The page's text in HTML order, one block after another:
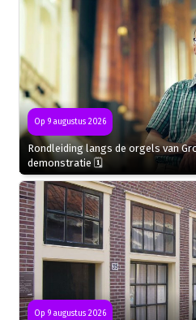
Op 9 augustus 2026
Rondleiding langs de orgels van
demonstratie 🗓
Op 9 augustus 2026